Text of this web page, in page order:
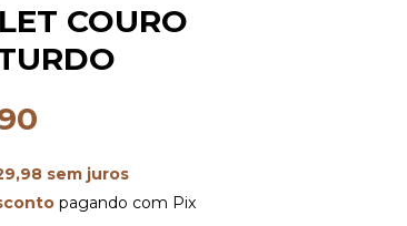
COURO
sem juros
pagando com Pix